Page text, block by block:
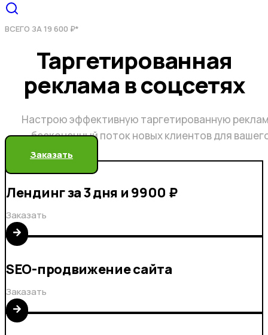
ВСЕГО ЗА 19 600 ₽*
Таргетированная
реклама в соцсетях
Настрою эффективную таргетированную
бесконечный поток новых клиентов для
Заказать
Лендинг за 3 дня и 9900 ₽
Заказать
SEO-продвижение сайта
Заказать